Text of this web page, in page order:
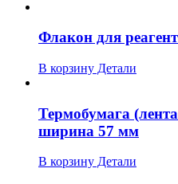
Флакон для
В корзину Детали
Термобумага
ширина 57 мм
В корзину Детали